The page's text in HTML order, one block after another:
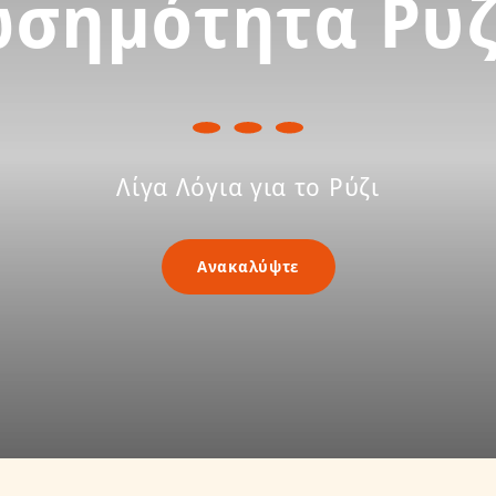
Λίγα Λόγια για το Ρύζι
Ανακαλύψτε